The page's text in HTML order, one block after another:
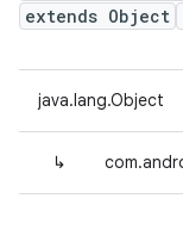
extends Object
java.lang.Object
↳